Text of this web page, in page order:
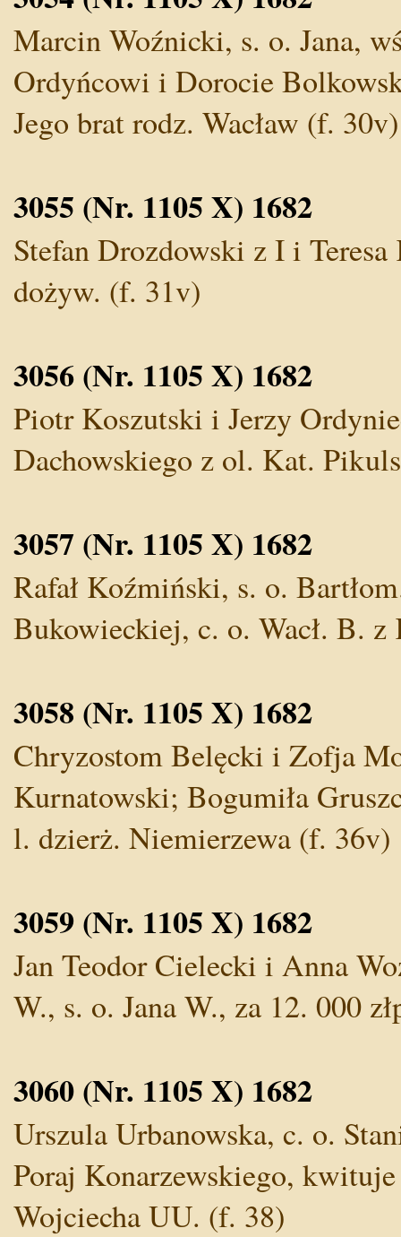
Marcin Woźnicki, s. o. Jana,
Ordyńcowi i Dorocie
Jego brat rodz. Wacław (f. 30v)
3055 (Nr. 1105 X) 1682
Stefan Drozdowski z I i
dożyw. (f. 31v)
3056 (Nr. 1105 X) 1682
Piotr Koszutski i Jerzy
Dachowskiego z ol. Kat.
3057 (Nr. 1105 X) 1682
Rafał Koźmiński, s. o.
Bukowieckiej, c. o. Wacł. B.
3058 (Nr. 1105 X) 1682
Chryzostom Belęcki i Zofja
Kurnatowski; Bogumiła
l. dzierż. Niemierzewa (f. 36v)
3059 (Nr. 1105 X) 1682
Jan Teodor Cielecki i Anna
W., s. o. Jana W., za 12. 000
3060 (Nr. 1105 X) 1682
Urszula Urbanowska, c. o.
Poraj Konarzewskiego,
Wojciecha UU. (f. 38)